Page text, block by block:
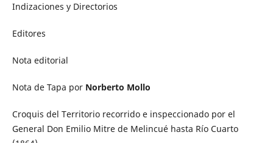
Indizaciones y Directorios
Editores
Nota editorial
Nota de Tapa por Norberto Mollo
Croquis del Territorio recorrido e inspeccionado por el
General Don Emilio Mitre de Melincué hasta Río Cuarto